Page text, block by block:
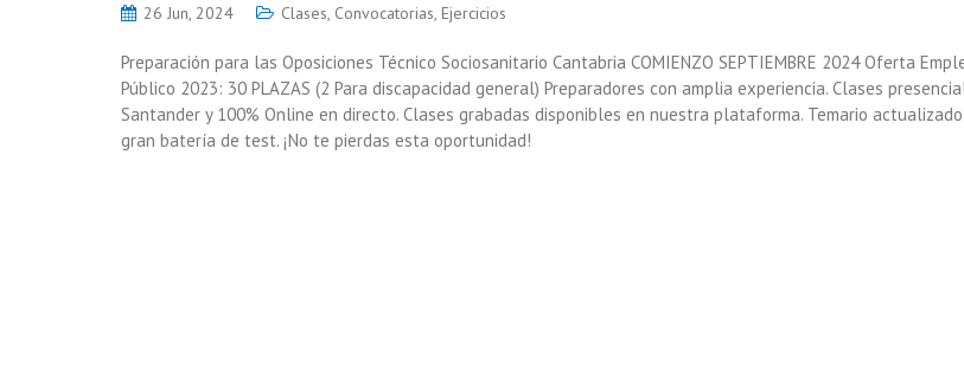
26 Jun, 2024 Clases, Convocatorias, Ejercicios
Preparación para las Oposiciones Técnico Sociosanitario Cantabria COMIENZO SEPTIEMBRE 2024 Oferta
Público 2023: 30 PLAZAS (2 Para discapacidad general) Preparadores con amplia experiencia. Clases
Santander y 100% Online en directo. Clases grabadas disponibles en nuestra plataforma. Temario
gran batería de test. ¡No te pierdas esta oportunidad!